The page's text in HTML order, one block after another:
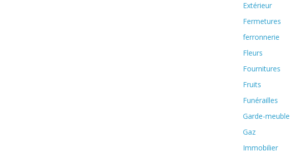
Extérieur
Fermetures
ferronnerie
Fleurs
Fournitures
Fruits
Funérailles
Garde-meuble
Gaz
Immobilier